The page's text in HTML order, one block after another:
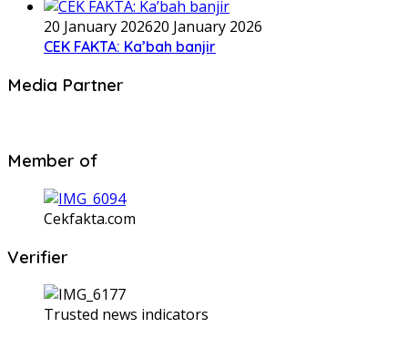
20 January 202620 January 2026
CEK FAKTA: Ka’bah banjir
Media Partner
Member of
Cekfakta.com
Verifier
Trusted news indicators